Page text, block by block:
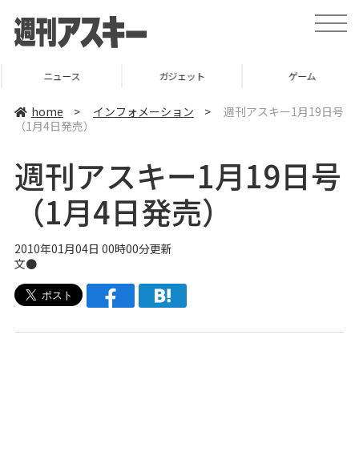
t
o
v
t
i
o
ニュース ガジェット ゲーム
home > インフォメーション >
週刊アスキー1月19日号
（1月4日発売）
週刊アスキー1月19日号
（1月4日発売）
2010年01月04日 00時00分更新
文●